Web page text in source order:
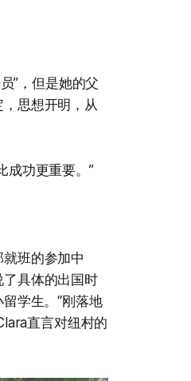
”，但是她的父
思想开明，从
成功更重要。”
班的参加中
具体的出国时
学生。“刚落地
直言对纽村的